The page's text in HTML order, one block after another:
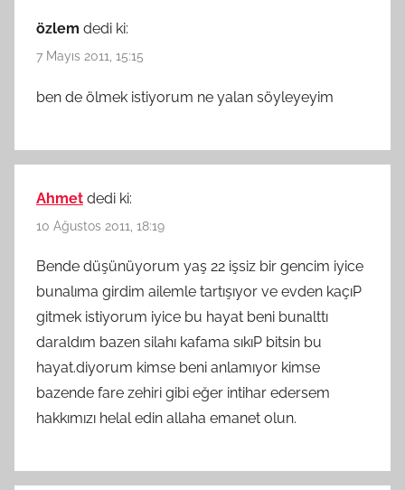
özlem dedi ki:
7 Mayıs 2011, 15:15
ben de ölmek istiyorum ne yalan söyleyeyim
Ahmet dedi ki:
10 Ağustos 2011, 18:19
Bende düşünüyorum yaş 22 işsiz bir gencim iyice
bunalıma girdim ailemle tartışıyor ve evden kaçıP
gitmek istiyorum iyice bu hayat beni bunalttı
daraldım bazen silahı kafama sıkıP bitsin bu
hayat.diyorum kimse beni anlamıyor kimse
bazende fare zehiri gibi eğer intihar edersem
hakkımızı helal edin allaha emanet olun.